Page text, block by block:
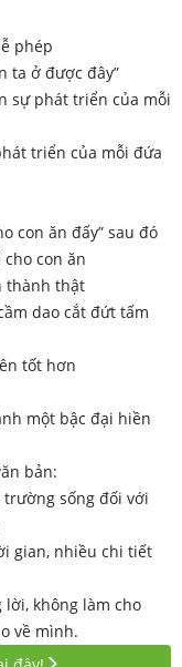
phép
ta ở được đây”
sự phát triển của mỗi
triển của mỗi đứa
con ăn đấy” sau đó
con ăn
thành thật
dao cắt đứt tấm
tốt hơn
một bậc đại hiền
bản:
sống đối với
gian, nhiều chi tiết
lời, không làm cho
về mình.